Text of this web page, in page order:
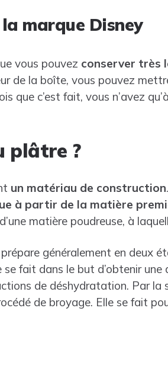
marque Disney
vous pouvez conserver très
de la boîte, vous pouvez
que c’est fait, vous n’avez
plâtre ?
un matériau de construction
à partir de la matière
matière poudreuse, à
généralement en deux
fait dans le but d’obtenir une
de déshydratation. Par la
de broyage. Elle se fait